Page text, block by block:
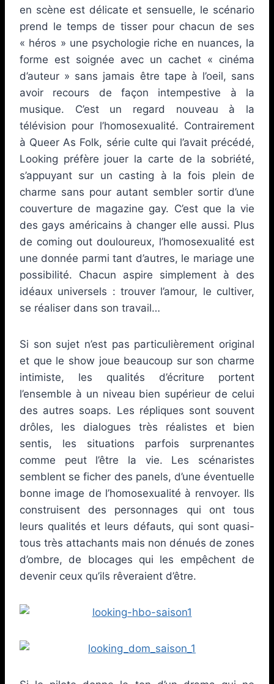
en scène est délicate et sensuelle, le scénario
prend le temps de tisser pour chacun de ses
« héros » une psychologie riche en nuances, la
forme est soignée avec un cachet « cinéma
d’auteur » sans jamais être tape à l’oeil, sans
avoir recours de façon intempestive à la
musique. C’est un regard nouveau à la
télévision pour l’homosexualité. Contrairement
à Queer As Folk, série culte qui l’avait précédé,
Looking préfère jouer la carte de la sobriété,
s’appuyant sur un casting à la fois plein de
charme sans pour autant sembler sortir d’une
couverture de magazine gay. C’est que la vie
des gays américains à changer elle aussi. Plus
de coming out douloureux, l’homosexualité est
une donnée parmi tant d’autres, le mariage une
possibilité. Chacun aspire simplement à des
idéaux universels : trouver l’amour, le cultiver,
se réaliser dans son travail…
Si son sujet n’est pas particulièrement original
et que le show joue beaucoup sur son charme
intimiste, les qualités d’écriture portent
l’ensemble à un niveau bien supérieur de celui
des autres soaps. Les répliques sont souvent
drôles, les dialogues très réalistes et bien
sentis, les situations parfois surprenantes
comme peut l’être la vie. Les scénaristes
semblent se ficher des panels, d’une éventuelle
bonne image de l’homosexualité à renvoyer. Ils
construisent des personnages qui ont tous
leurs qualités et leurs défauts, qui sont quasi-
tous très attachants mais non dénués de zones
d’ombre, de blocages qui les empêchent de
devenir ceux qu’ils rêveraient d’être.